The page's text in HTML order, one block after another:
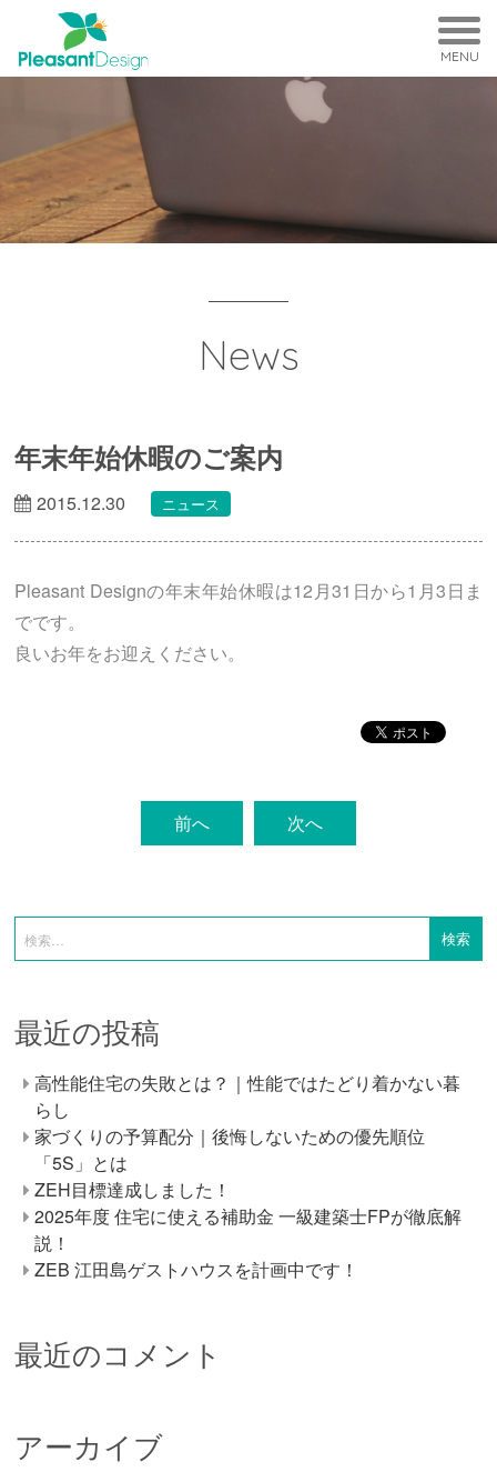
MENU
News
年末年始休暇のご案内
2015.12.30 ニュース
Pleasant Designの年末年始休暇は12月31日から1月3日ま
でです。
良いお年をお迎えください。
前へ 次へ
最近の投稿
高性能住宅の失敗とは？｜性能ではたどり着かない暮
らし
家づくりの予算配分｜後悔しないための優先順位
「5S」とは
ZEH目標達成しました！
2025年度 住宅に使える補助金 一級建築士FPが徹底解
説！
ZEB 江田島ゲストハウスを計画中です！
最近のコメント
アーカイブ